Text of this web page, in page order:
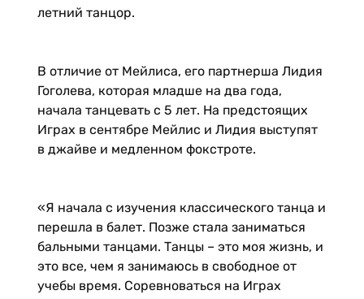
летний танцор.
В отличие от Мейлиса, его партнерша Лидия
Гоголева, которая младше на два года,
начала танцевать с 5 лет. На предстоящих
Играх в сентябре Мейлис и Лидия выступят
в джайве и медленном фокстроте.
«Я начала с изучения классического танца и
перешла в балет. Позже стала заниматься
бальными танцами. Танцы – это моя жизнь, и
это все, чем я занимаюсь в свободное от
учебы время. Соревноваться на Играх